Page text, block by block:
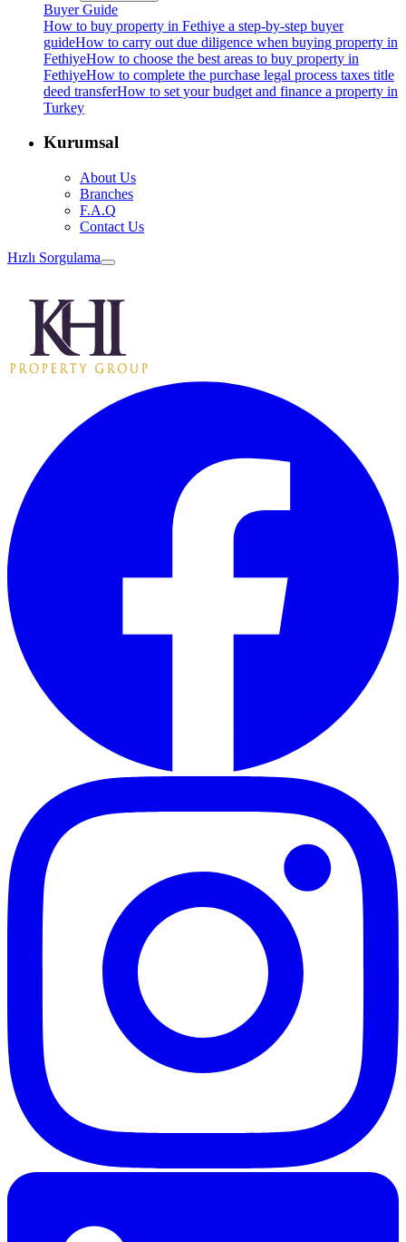
Buyer Guide
How to buy property in Fethiye a step-by-step buyer
guideHow to carry out due diligence when buying property in
FethiyeHow to choose the best areas to buy property in
FethiyeHow to complete the purchase legal process taxes title
deed transferHow to set your budget and finance a property in
Turkey
Kurumsal
About Us
Branches
F.A.Q
Contact Us
Hızlı Sorgulama